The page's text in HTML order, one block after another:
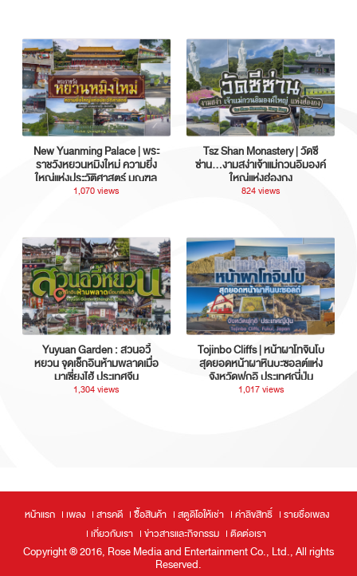
New Yuanming Palace | พระ
ราชวังหยวนหมิงใหม่ ความยิ่ง
ใหญ่แห่งประวัติศาสตร์ มณฑล
กวางตุ้ง ประเทศจีน
1,070 views
Tsz Shan Monastery | วัดซี
ซ่าน…งามสง่าเจ้าแม่กวนอิมองค์
ใหญ่แห่งฮ่องกง
824 views
Yuyuan Garden : สวนอวี้
หยวน จุดเช็กอินห้ามพลาดเมื่อ
มาเซี่ยงไฮ้ ประเทศจีน
1,304 views
Tojinbo Cliffs | หน้าผาโทจินโบ
สุดยอดหน้าผาหินบะซอลต์แห่ง
จังหวัดฟุกุอิ ประเทศญี่ปุ่น
1,017 views
หน้าแรก เพลง สารคดี ซื้อสินค้า สตูดิโอให้เช่า ค่าลิขสิทธิ์
รายชื่อเพลง
เกี่ยวกับเรา
ข่าวสารและกิจกรรม ติดต่อเรา
Copyright ® 2016, Rose Media and Entertainment Co., Ltd., All rights
Reserved.